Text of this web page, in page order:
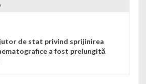
de stat privind sprijinirea
a fost prelungită